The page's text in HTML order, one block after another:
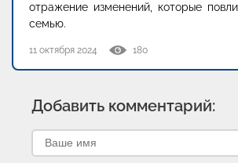
отражение изменений, которые
семью.
11 октября 2024 180
Добавить комментарий: